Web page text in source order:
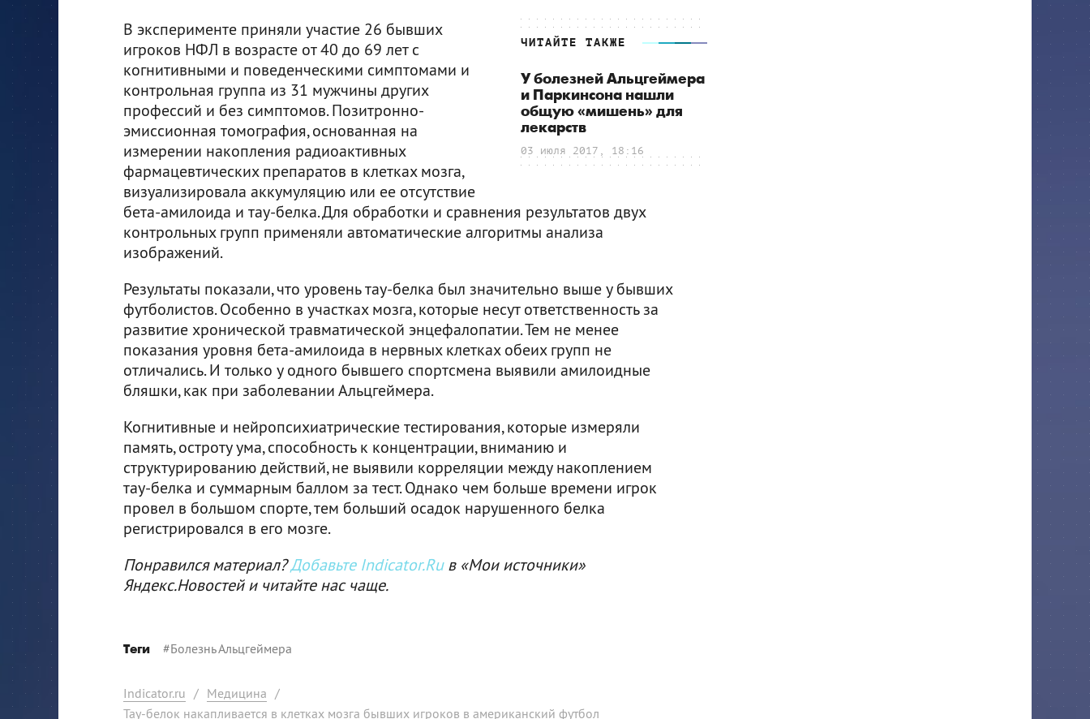
ЧИТАЙТЕ ТАКЖЕ
У болезней Альцгеймера
и Паркинсона нашли
общую «мишень» для
лекарств
03 июля 2017, 18:16
В эксперименте приняли участие 26 бывших
игроков НФЛ в возрасте от 40 до 69 лет с
когнитивными и поведенческими симптомами и
контрольная группа из 31 мужчины других
профессий и без симптомов. Позитронно-
эмиссионная томография, основанная на
измерении накопления радиоактивных
фармацевтических препаратов в клетках мозга,
визуализировала аккумуляцию или ее отсутствие
бета-амилоида и тау-белка. Для обработки и сравнения результатов двух
контрольных групп применяли автоматические алгоритмы анализа
изображений.
Результаты показали, что уровень тау-белка был значительно выше у бывших
футболистов. Особенно в участках мозга, которые несут ответственность за
развитие хронической травматической энцефалопатии. Тем не менее
показания уровня бета-амилоида в нервных клетках обеих групп не
отличались. И только у одного бывшего спортсмена выявили амилоидные
бляшки, как при заболевании Альцгеймера.
Когнитивные и нейропсихиатрические тестирования, которые измеряли
память, остроту ума, способность к концентрации, вниманию и
структурированию действий, не выявили корреляции между накоплением
тау-белка и суммарным баллом за тест. Однако чем больше времени игрок
провел в большом спорте, тем больший осадок нарушенного белка
регистрировался в его мозге.
Понравился материал?Добавьте Indicator.Ruв «Мои источники»
Яндекс.Новостей и читайте нас чаще.
Теги #Болезнь Альцгеймера
Indicator.ru / Медицина /
Тау-белок накапливается в клетках мозга бывших игроков в американский футбол